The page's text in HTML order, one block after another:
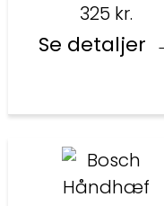
325 kr.
Se detaljer